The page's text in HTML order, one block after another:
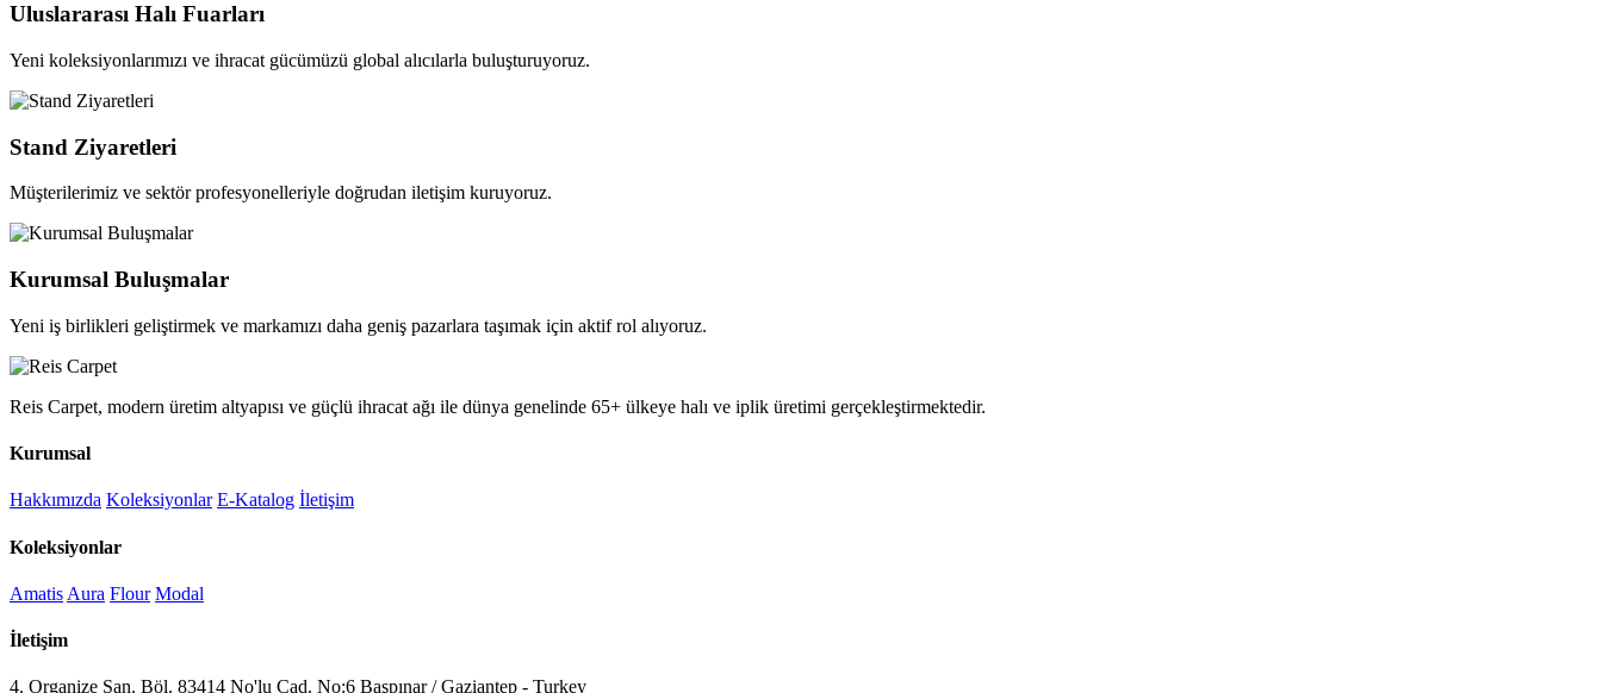
Uluslararası Halı Fuarları
Yeni koleksiyonlarımızı ve ihracat gücümüzü global alıcılarla buluşturuyoruz.
Stand Ziyaretleri
Müşterilerimiz ve sektör profesyonelleriyle doğrudan iletişim kuruyoruz.
Kurumsal Buluşmalar
Yeni iş birlikleri geliştirmek ve markamızı daha geniş pazarlara taşımak için aktif rol alıyoruz.
Reis Carpet, modern üretim altyapısı ve güçlü ihracat ağı ile dünya genelinde 65+ ülkeye halı ve iplik üretimi gerçekleştirmektedir.
Kurumsal
Hakkımızda Koleksiyonlar E-Katalog İletişim
Koleksiyonlar
Amatis Aura Flour Modal
İletişim
4. Organize San. Böl. 83414 No'lu Cad. No:6 Başpınar / Gaziantep - Turkey